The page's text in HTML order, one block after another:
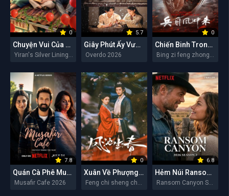
0
Chuyện Vui Của Y Nhiên
5.7
Giây Phút Ấy Vượt Giới Hạn
Overdo 2026
0
Chiến Binh Trong Gió
7.8
Quán Cà Phê Musafir
Musafir Cafe 2026
0
Xuân Về Phượng Trì
Feng chi sheng chun 2026
6.8
Hẻm Núi Ransom (Mùa 2)
Ransom Canyon Season 2 2026